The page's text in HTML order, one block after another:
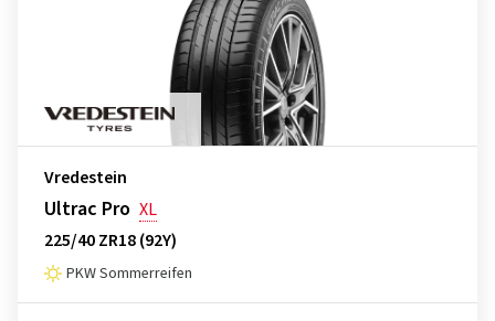
Vredestein
Ultrac Pro XL
225/40 ZR18 (92Y)
PKW Sommerreifen